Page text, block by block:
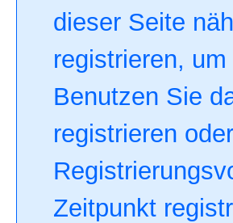
dieser Seite
registrieren,
Benutzen Sie
registrieren oder
Zeitpunkt